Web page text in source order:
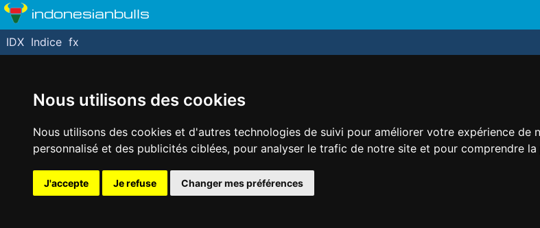
Nous utilisons des cookies
Nous utilisons des cookies et d'autres technologies de suivi pour améliorer votre expérience
personnalisé et des publicités ciblées, pour analyser le trafic de notre site et pour comprendre
J'accepte Je refuse Changer mes préférences
indonesianbulls
IDX Indice fx